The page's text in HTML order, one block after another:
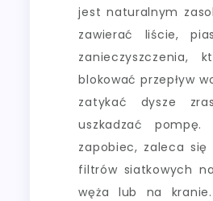
jest naturalnym
zawierać liście,
zanieczyszczenia,
blokować przepływ
zatykać dysze
uszkadzać
zapobiec, zaleca się
filtrów siatkowych
węża lub na kranie.